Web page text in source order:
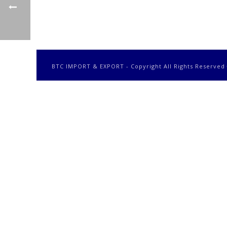
BTC IMPORT & EXPORT - Copyright All Rights Reserved